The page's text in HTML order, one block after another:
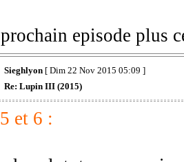
episode plus
Sieghlyon[ Dim 22 Nov 2015 05:09 ]
Re: Lupin III (2015)
et 6 :